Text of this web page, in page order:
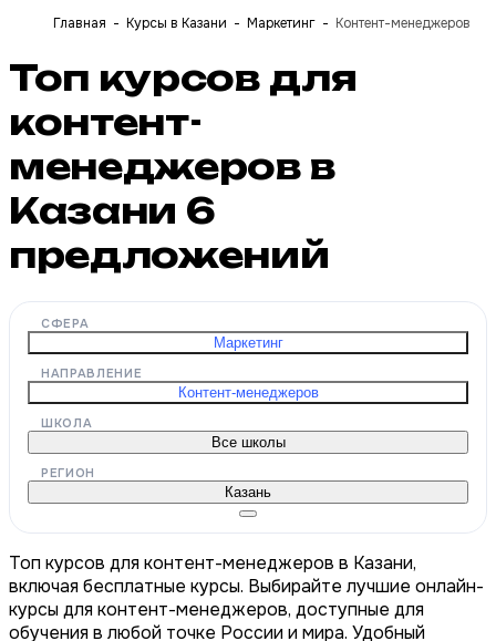
Главная Курсы в Казани Маркетинг Контент-менеджеров
Топ курсов для
контент-
менеджеров в
Казани 6
предложений
СФЕРА
Маркетинг
НАПРАВЛЕНИЕ
Контент-менеджеров
ШКОЛА
Все школы
РЕГИОН
Казань
Топ курсов для контент-менеджеров в Казани,
включая бесплатные курсы. Выбирайте лучшие онлайн-
курсы для контент-менеджеров, доступные для
обучения в любой точке России и мира. Удобный